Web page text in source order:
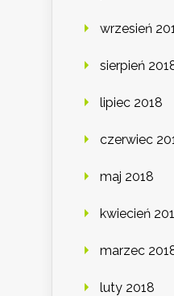
wrzesień
sierpień
lipiec 2018
czerwiec
maj 2018
kwiecień
marzec
luty 2018